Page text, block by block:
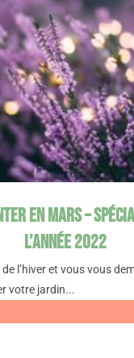
en mars –
l’année 2022
l’hiver et vous vous
votre jardin...